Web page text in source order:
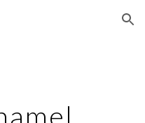
Skip to navigation